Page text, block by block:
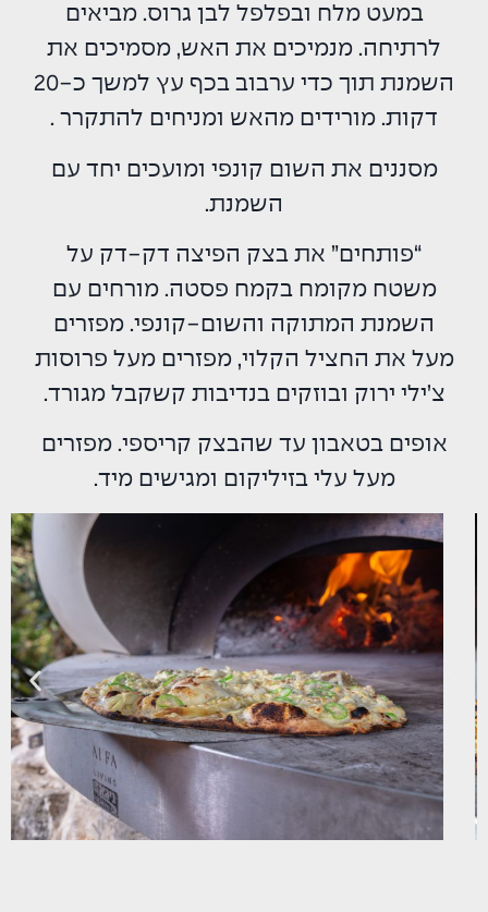
במעט מלח ובפלפל לבן גרוס. מביאים
לרתיחה. מנמיכים את האש, מסמיכים את
השמנת תוך כדי ערבוב בכף עץ למשך כ-20
דקות. מורידים מהאש ומניחים להתקרר .
מסננים את השום קונפי ומועכים יחד עם
השמנת.
“פותחים” את בצק הפיצה דק-דק על
משטח מקומח בקמח פסטה. מורחים עם
השמנת המתוקה והשום-קונפי. מפזרים
מעל את החציל הקלוי, מפזרים מעל פרוסות
צ’ילי ירוק ובוזקים בנדיבות קשקבל מגורד.
אופים בטאבון עד שהבצק קריספי. מפזרים
מעל עלי בזיליקום ומגישים מיד.